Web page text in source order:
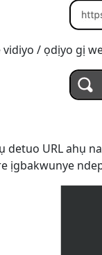
/ ọdịyo gị
URL ahụ
ịgbakwunye